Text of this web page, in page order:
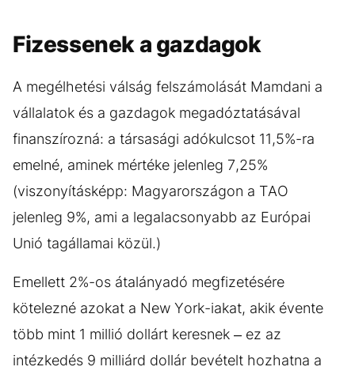
Fizessenek a gazdagok
A megélhetési válság felszámolását Mamdani a
vállalatok és a gazdagok megadóztatásával
finanszírozná: a társasági adókulcsot 11,5%-ra
emelné, aminek mértéke jelenleg 7,25%
(viszonyításképp: Magyarországon a TAO
jelenleg 9%, ami a legalacsonyabb az Európai
Unió tagállamai közül.)
Emellett 2%-os átalányadó megfizetésére
kötelezné azokat a New York-iakat, akik évente
több mint 1 millió dollárt keresnek – ez az
intézkedés 9 milliárd dollár bevételt hozhatna a